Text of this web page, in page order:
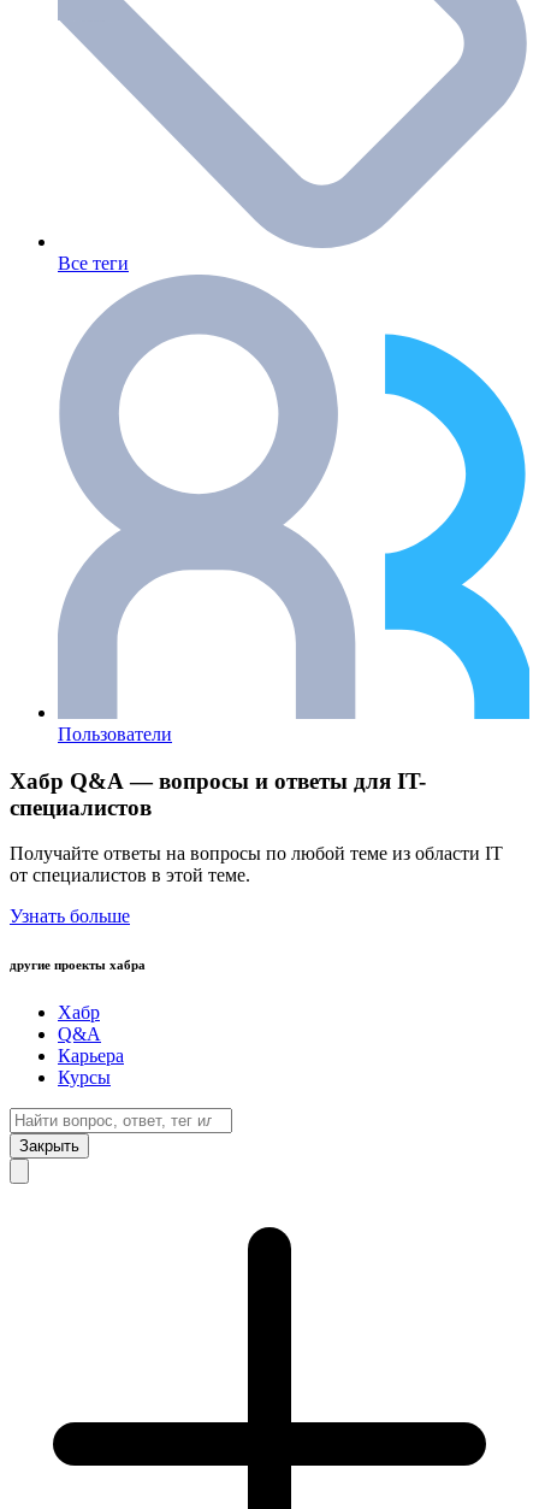
Все теги
Пользователи
Хабр Q&A — вопросы и ответы для IT-
специалистов
Получайте ответы на вопросы по любой теме из области IT
от специалистов в этой теме.
Узнать больше
другие проекты хабра
Хабр
Q&A
Карьера
Курсы
Закрыть